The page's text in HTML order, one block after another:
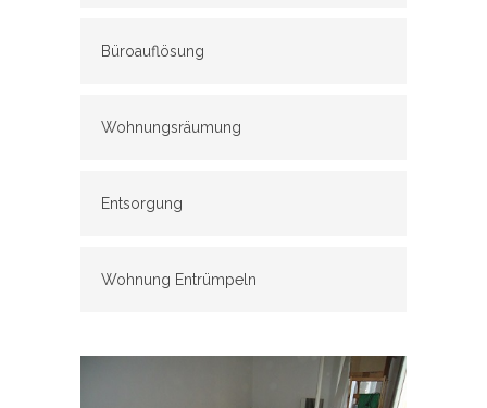
Büroauflösung
Wohnungsräumung
Entsorgung
Wohnung Entrümpeln